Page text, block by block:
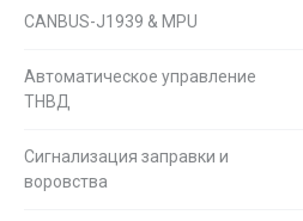
CANBUS-J1939 & MPU
Автоматическое управление
ТНВД
Сигнализация заправки и
воровства